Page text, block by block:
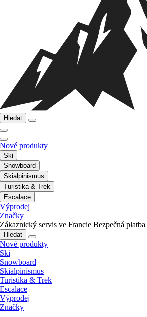
Hledat
Nové produkty
Ski
Snowboard
Skialpinismus
Turistika & Trek
Escalace
Výprodej
Značky
Zákaznický servis ve Francie Bezpečná platba
Hledat
Nové produkty
Ski
Snowboard
Skialpinismus
Turistika & Trek
Escalace
Výprodej
Značky